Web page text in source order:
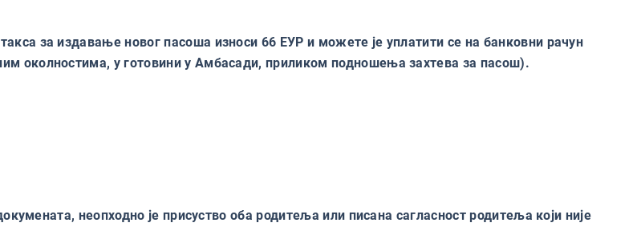
за издавање новог пасоша износи 66 ЕУР и можете је уплатити се на банковни рачун
околностима, у готовини у Амбасади, приликом подношења захтева за пасош).
неопходно је присуство оба родитеља или писана сагласност родитеља који није